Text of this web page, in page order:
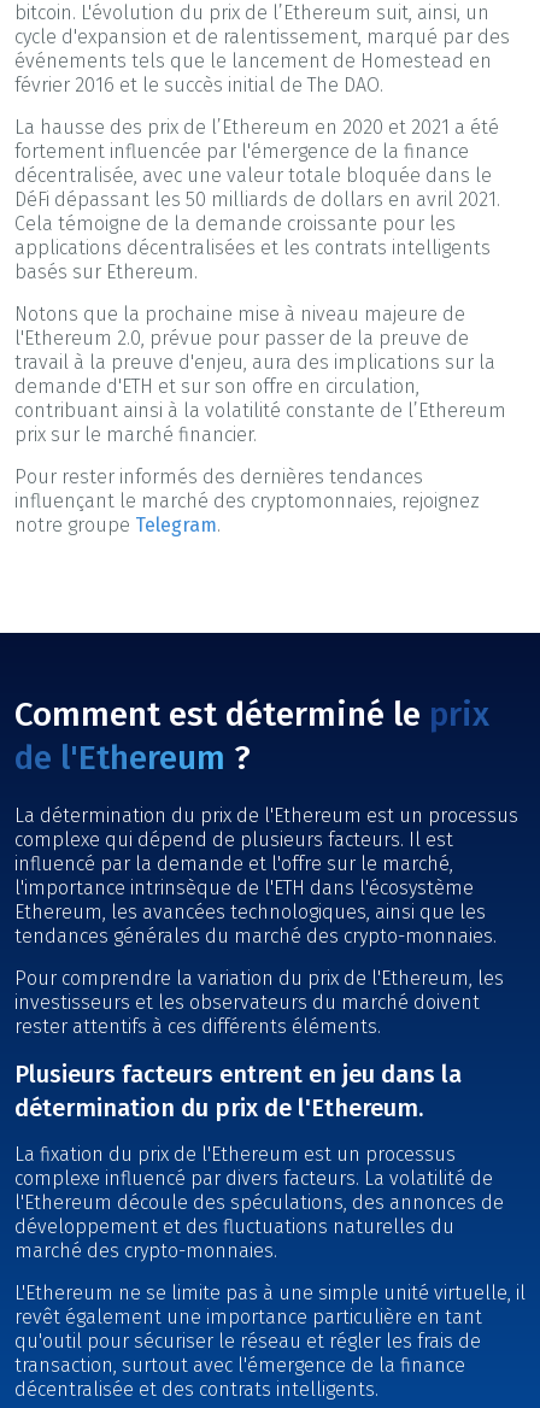
bitcoin. L'évolution du prix de l’Ethereum suit, ainsi, un
cycle d'expansion et de ralentissement, marqué par des
événements tels que le lancement de Homestead en
février 2016 et le succès initial de The DAO.
La hausse des prix de l’Ethereum en 2020 et 2021 a été
fortement influencée par l'émergence de la finance
décentralisée, avec une valeur totale bloquée dans le
DéFi dépassant les 50 milliards de dollars en avril 2021.
Cela témoigne de la demande croissante pour les
applications décentralisées et les contrats intelligents
basés sur Ethereum.
Notons que la prochaine mise à niveau majeure de
l'Ethereum 2.0, prévue pour passer de la preuve de
travail à la preuve d'enjeu, aura des implications sur la
demande d'ETH et sur son offre en circulation,
contribuant ainsi à la volatilité constante de l’Ethereum
prix sur le marché financier.
Pour rester informés des dernières tendances
influençant le marché des cryptomonnaies, rejoignez
notre groupe Telegram.
Comment est déterminé le prix
de l'Ethereum ?
La détermination du prix de l'Ethereum est un processus
complexe qui dépend de plusieurs facteurs. Il est
influencé par la demande et l'offre sur le marché,
l'importance intrinsèque de l'ETH dans l'écosystème
Ethereum, les avancées technologiques, ainsi que les
tendances générales du marché des crypto-monnaies.
Pour comprendre la variation du prix de l'Ethereum, les
investisseurs et les observateurs du marché doivent
rester attentifs à ces différents éléments.
Plusieurs facteurs entrent en jeu dans la
détermination du prix de l'Ethereum.
La fixation du prix de l'Ethereum est un processus
complexe influencé par divers facteurs. La volatilité de
l'Ethereum découle des spéculations, des annonces de
développement et des fluctuations naturelles du
marché des crypto-monnaies.
L'Ethereum ne se limite pas à une simple unité virtuelle, il
revêt également une importance particulière en tant
qu'outil pour sécuriser le réseau et régler les frais de
transaction, surtout avec l'émergence de la finance
décentralisée et des contrats intelligents.